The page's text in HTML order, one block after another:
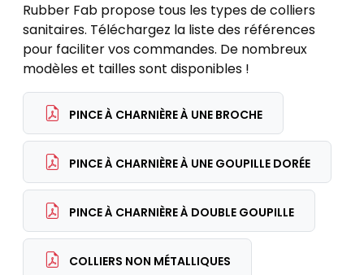
Rubber Fab propose tous les types de colliers
sanitaires. Téléchargez la liste des références
pour faciliter vos commandes. De nombreux
modèles et tailles sont disponibles !
PINCE À CHARNIÈRE À UNE BROCHE
PINCE À CHARNIÈRE À UNE GOUPILLE DORÉE
PINCE À CHARNIÈRE À DOUBLE GOUPILLE
COLLIERS NON MÉTALLIQUES